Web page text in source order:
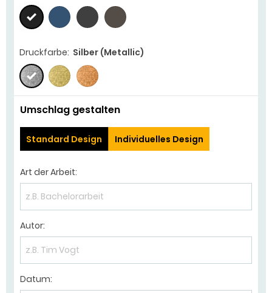
Druckfarbe: Silber (Metallic)
Umschlag gestalten
Standard Design Individuelles Design
Art der Arbeit:
Autor:
Datum: